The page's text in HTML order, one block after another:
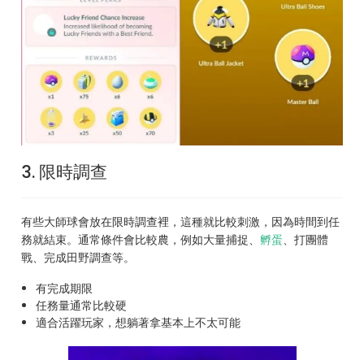
3. 限時調查
有些大師球會放在限時調查裡，這種就比較刺激，因為時間到任
務就結束。通常條件會比較農，例如大量捕捉、 孵蛋、打團體
戰、完成田野調查等。
有完成期限
任務量通常比較硬
適合活躍玩家，想躺著拿基本上不太可能